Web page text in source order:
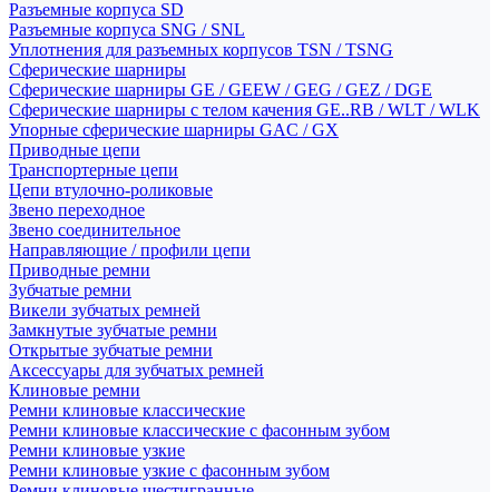
Разъемные корпуса SD
Разъемные корпуса SNG / SNL
Уплотнения для разъемных корпусов TSN / TSNG
Сферические шарниры
Сферические шарниры GE / GEEW / GEG / GEZ / DGE
Сферические шарниры с телом качения GE..RB / WLT / WLK
Упорные сферические шарниры GAC / GX
Приводные цепи
Транспортерные цепи
Цепи втулочно-роликовые
Звено переходное
Звено соединительное
Направляющие / профили цепи
Приводные ремни
Зубчатые ремни
Викели зубчатых ремней
Замкнутые зубчатые ремни
Открытые зубчатые ремни
Аксессуары для зубчатых ремней
Клиновые ремни
Ремни клиновые классические
Ремни клиновые классические с фасонным зубом
Ремни клиновые узкие
Ремни клиновые узкие с фасонным зубом